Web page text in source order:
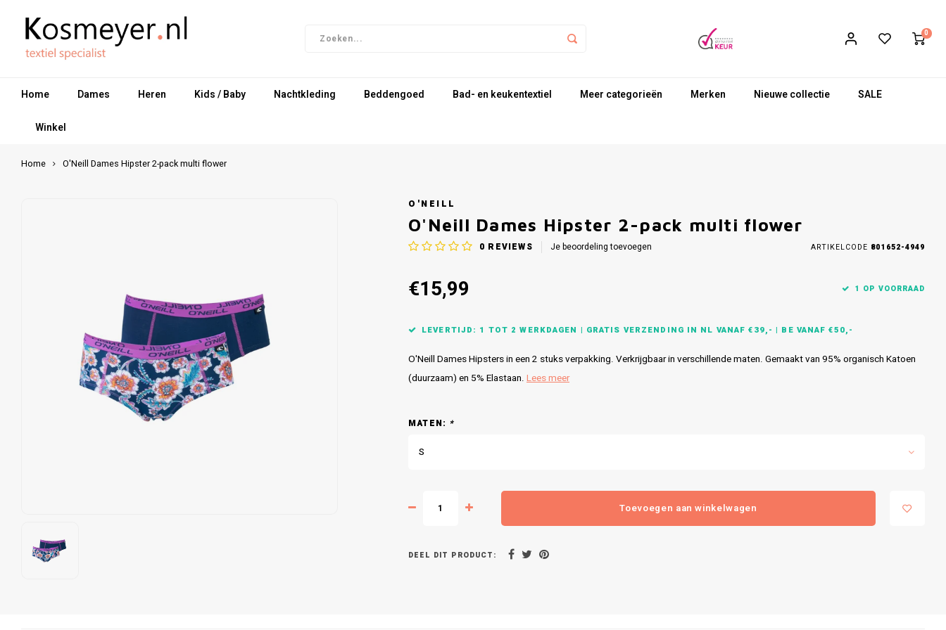
0
Home Dames Heren Kids / Baby Nachtkleding Beddengoed Bad- en keukentextiel Meer categorieën Merken Nieuwe collectie SALE
Winkel
Home O'Neill Dames Hipster 2-pack multi flower
O'NEILL
O'Neill Dames Hipster 2-pack multi flower
0 REVIEWS Je beoordeling toevoegen ARTIKELCODE 801652-4949
€15,99 1 OP VOORRAAD
LEVERTIJD: 1 TOT 2 WERKDAGEN | GRATIS VERZENDING IN NL VANAF €39,- | BE VANAF €50,-
O'Neill Dames Hipsters in een 2 stuks verpakking. Verkrijgbaar in verschillende maten. Gemaakt van 95% organisch Katoen
(duurzaam) en 5% Elastaan. Lees meer
MATEN: *
S
Toevoegen aan winkelwagen
DEEL DIT PRODUCT: